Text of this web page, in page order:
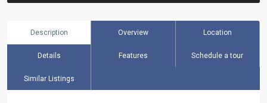
Description Overview Location
Details Features Schedule a tour
Similar Listings